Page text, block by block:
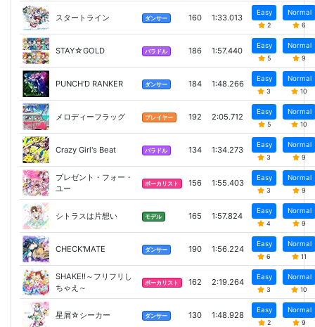
スタートライン ダンサー 160 1:33.013
Easy
2
Normal
6
STAY☆GOLD バラドル 186 1:57.440
Easy
5
Normal
9
PUNCH'D RANKER ダンサー 184 1:48.266
Easy
3
Normal
10
メロディーフラッグ プレイヤー 192 2:05.712
Easy
5
Normal
10
Crazy Girl's Beat バラドル 134 1:34.273
Easy
3
Normal
9
プレゼント・フォー・
ユー
ボーカリスト 156 1:55.403
Easy
3
Normal
9
シトラスは片想い モデル 165 1:57.824
Easy
4
Normal
9
CHECK'MATE ダンサー 190 1:56.224
Easy
6
Normal
11
SHAKE!!～フリフリし
ちゃえ～
ボーカリスト 162 2:19.264
Easy
3
Normal
10
星屑☆シーカー ダンサー 130 1:48.928
Easy
2
Normal
9